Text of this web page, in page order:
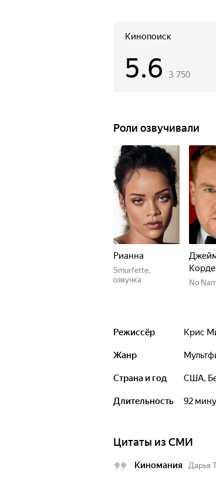
Кинопоиск
5.6 3 750
Роли озвучивали
Рианна
Smurfette,
озвучка
No
Режиссёр Крис
Жанр
Страна и год США,
Длительность 92
Цитаты из СМИ
Киномания Дарья